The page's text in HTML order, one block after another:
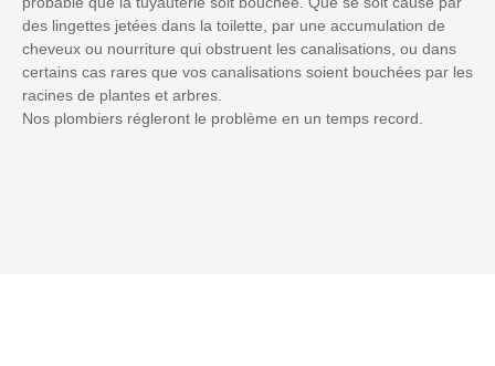
des lingettes jetées dans la toilette, par une accumulation de
cheveux ou nourriture qui obstruent les canalisations, ou dans
certains cas rares que vos canalisations soient bouchées par les
racines de plantes et arbres.
Nos plombiers régleront le problème en un temps record.